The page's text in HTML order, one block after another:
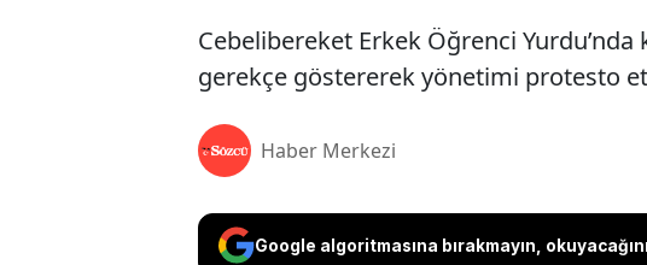
Cebelibereket Erkek Öğrenci
gerekçe göstererek yönetimi protesto
Haber Merkezi
Google algoritmasına bırakmayın,